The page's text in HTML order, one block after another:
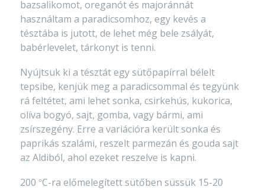
bazsalikomot, oreganót és majoránnát
használtam a paradicsomhoz, egy kevés a
tésztába is jutott, de lehet még bele zsályát,
babérlevelet, tárkonyt is tenni.
Nyújtsuk ki a tésztát egy sütőpapírral bélelt
tepsibe, kenjük meg a paradicsommal és tegyünk
rá feltétet, ami lehet sonka, csirkehús, kukorica,
olíva bogyó, sajt, gomba, vagy bármi, ami
zsírszegény. Erre a variációra került sonka és
paprikás szalámi, reszelt parmezán és gouda sajt
az Aldiból, ahol ezeket reszelve is kapni.
200 °C-ra előmelegített sütőben süssük 15-20